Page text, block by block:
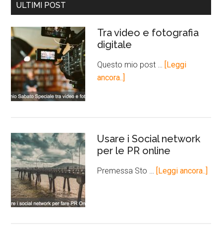
ULTIMI POST
Tra video e fotografia
digitale
Questo mio post …
[Leggi
ancora..]
Usare i Social network
per le PR online
Premessa Sto … [Leggi ancora..]